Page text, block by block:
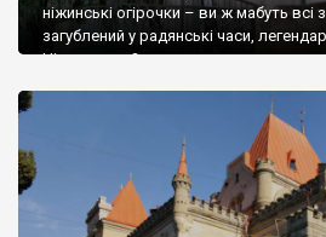
ніжинські огірочки – ви ж мабуть всі
загублений у радянські часи,
Ніжин греки?